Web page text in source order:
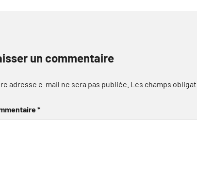
un commentaire
adresse e-mail ne sera pas publiée. Les champs
*